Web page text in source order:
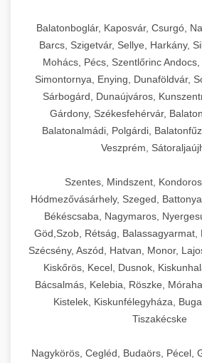
Balatonboglár, Kaposvár, Csurgó,
Barcs, Szigetvár, Sellye, Harkány,
Mohács, Pécs, Szentlőrinc Andocs,
Simontornya, Enying, Dunaföldvár,
Sárbogárd, Dunaújváros,
Gárdony, Székesfehérvár,
Balatonalmádi, Polgárdi,
Veszprém,
Szentes, Mindszent,
Hódmezővásárhely, Szeged,
Békéscsaba, Nagymaros,
Göd,Szob, Rétság, Balassagyarmat,
Szécsény, Aszód, Hatvan, Monor,
Kiskőrös, Kecel, Dusnok,
Bácsalmás, Kelebia, Röszke,
Kistelek, Kiskunfélegyháza,
Tiszakécske
Nagykörös, Cegléd, Budaörs, Pécel,